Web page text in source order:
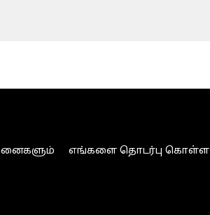
எங்களை தொடர்பு கொள்ள